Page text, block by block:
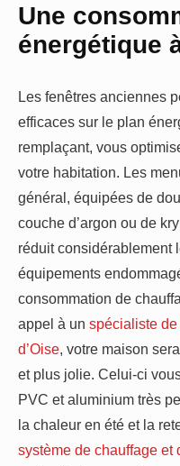
Une
énergétique
Les fenêtres anciennes
efficaces sur le plan
remplaçant, vous
votre habitation. Les
général, équipées de
couche d’argon ou de
réduit considérablement
équipements
consommation de
appel à un spécialiste
d’Oise, votre maison
et plus jolie. Celui-ci
PVC et aluminium très
la chaleur en été et la
système de chauffage et